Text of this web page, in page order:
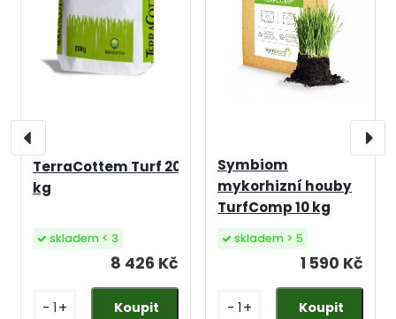
TerraCottem Turf 20
kg
8 426 Kč
skladem < 3
- +
Symbiom
mykorhizní houby
TurfComp 10 kg
1 590 Kč
skladem > 5
- +